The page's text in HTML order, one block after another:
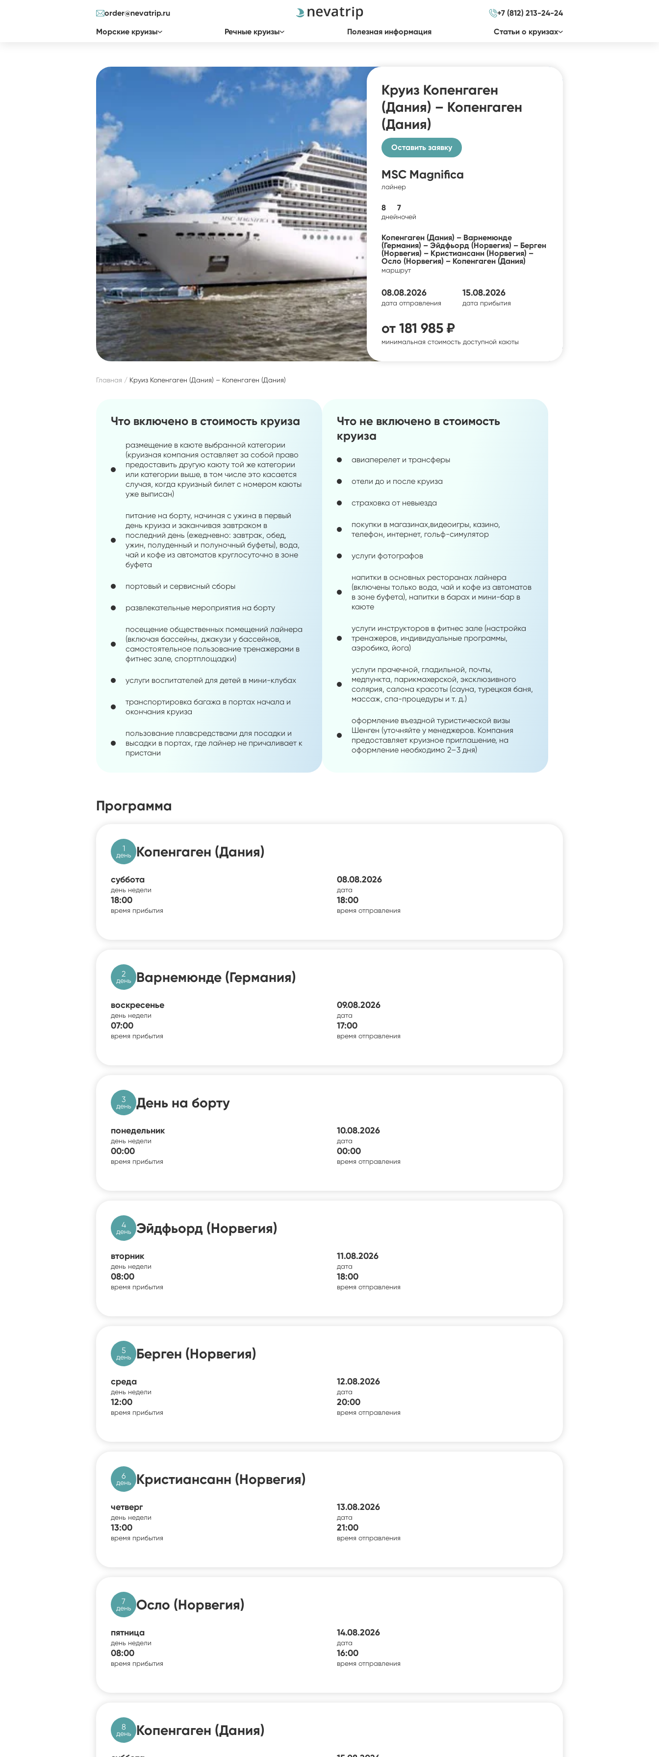
order@nevatrip.ru
+7 (812) 213-24-24
Морские круизы
Речные круизы Полезная информация Cтатьи о круизах
Круиз Копенгаген
(Дания) – Копенгаген
(Дания)
Оставить заявку
MSC Magnifica
лайнер
8
дней
7
ночей
Копенгаген (Дания) – Варнемюнде
(Германия) – Эйдфьорд (Норвегия) – Берген
(Норвегия) – Кристиансанн (Норвегия) –
Осло (Норвегия) – Копенгаген (Дания)
маршрут
08.08.2026
дата отправления
15.08.2026
дата прибытия
от 181 985 ₽
минимальная стоимость доступной каюты
Главная Круиз Копенгаген (Дания) – Копенгаген (Дания)
Что включено в стоимость круиза
размещение в каюте выбранной категории
(круизная компания оставляет за собой право
предоставить другую каюту той же категории
или категории выше, в том числе это касается
случая, когда круизный билет с номером каюты
уже выписан)
питание на борту, начиная с ужина в первый
день круиза и заканчивая завтраком в
последний день (ежедневно: завтрак, обед,
ужин, полуденный и полуночный буфеты), вода,
чай и кофе из автоматов круглосуточно в зоне
буфета
портовый и сервисный сборы
развлекательные мероприятия на борту
посещение общественных помещений лайнера
(включая бассейны, джакузи у бассейнов,
самостоятельное пользование тренажерами в
фитнес зале, спортплощадки)
услуги воспитателей для детей в мини-клубах
транспортировка багажа в портах начала и
окончания круиза
пользование плавсредствами для посадки и
высадки в портах, где лайнер не причаливает к
пристани
Что не включено в стоимость
круиза
авиаперелет и трансферы
отели до и после круиза
страховка от невыезда
покупки в магазинах,видеоигры, казино,
телефон, интернет, гольф-симулятор
услуги фотографов
напитки в основных ресторанах лайнера
(включены только вода, чай и кофе из автоматов
в зоне буфета), напитки в барах и мини-бар в
каюте
услуги инструкторов в фитнес зале (настройка
тренажеров, индивидуальные программы,
аэробика, йога)
услуги прачечной, гладильной, почты,
медпункта, парикмахерской, эксклюзивного
солярия, салона красоты (сауна, турецкая баня,
массаж, спа-процедуры и т. д.)
оформление въездной туристической визы
Шенген (уточняйте у менеджеров. Компания
предоставляет круизное приглашение, на
оформление необходимо 2–3 дня)
Программа
1
день Копенгаген (Дания)
суббота
день недели
08.08.2026
дата
18:00
время прибытия
18:00
время отправления
2
день Варнемюнде (Германия)
воскресенье
день недели
09.08.2026
дата
07:00
время прибытия
17:00
время отправления
3
день День на борту
понедельник
день недели
10.08.2026
дата
00:00
время прибытия
00:00
время отправления
4
день Эйдфьорд (Норвегия)
вторник
день недели
11.08.2026
дата
08:00
время прибытия
18:00
время отправления
5
день Берген (Норвегия)
среда
день недели
12.08.2026
дата
12:00
время прибытия
20:00
время отправления
6
день Кристиансанн (Норвегия)
четверг
день недели
13.08.2026
дата
13:00
время прибытия
21:00
время отправления
7
день Осло (Норвегия)
пятница
день недели
14.08.2026
дата
08:00
время прибытия
16:00
время отправления
8
день Копенгаген (Дания)